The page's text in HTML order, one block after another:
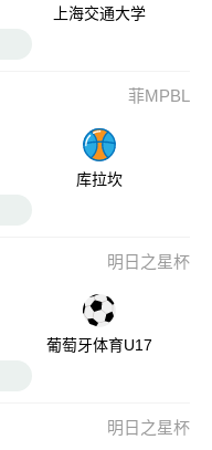
上海交通大学
菲MPBL
库拉坎
明日之星杯
葡萄牙体育U17
明日之星杯